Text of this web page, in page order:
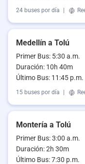
24 buses por día
Medellín a Tolú
Primer Bus: 5:30 a.m.
Duración: 10h 40m
Último Bus: 11:45 p.m.
15 buses por día
Montería a Tolú
Primer Bus: 3:00 a.m.
Duración: 2h 30m
Último Bus: 7:30 p.m.